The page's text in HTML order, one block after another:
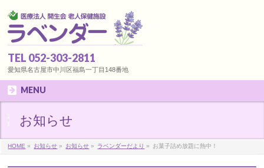
TEL 052-303-2811
愛知県名古屋市中川区福島一丁目148番地
MENU
お知らせ
HOME » お知らせ » お知らせ » ラベンダーだより » お菓子詰め放題に熱中！